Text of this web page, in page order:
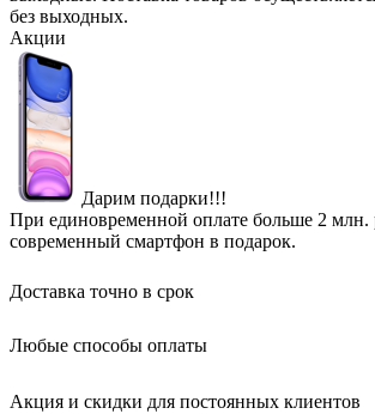
без выходных.
Акции
Дарим подарки!!!
При единовременной оплате больше 2 млн.
современный смартфон в подарок.
Доставка точно в срок
Любые способы оплаты
Акция и скидки для постоянных клиентов